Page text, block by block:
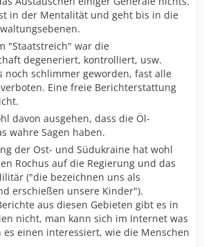
in der Mentalität und geht bis in die
"Staatstreich" war die
degeneriert, kontrolliert, usw.
noch schlimmer geworden, fast alle
Eine freie Berichterstattung
davon ausgehen, dass die Öl-
wahre Sagen haben.
der Ost- und Südukraine hat wohl
Rochus auf die Regierung und das
("die bezeichnen uns als
erschießen unsere Kinder").
aus diesen Gebieten gibt es in
nicht, man kann sich im Internet was
es einen interessiert, wie die Menschen